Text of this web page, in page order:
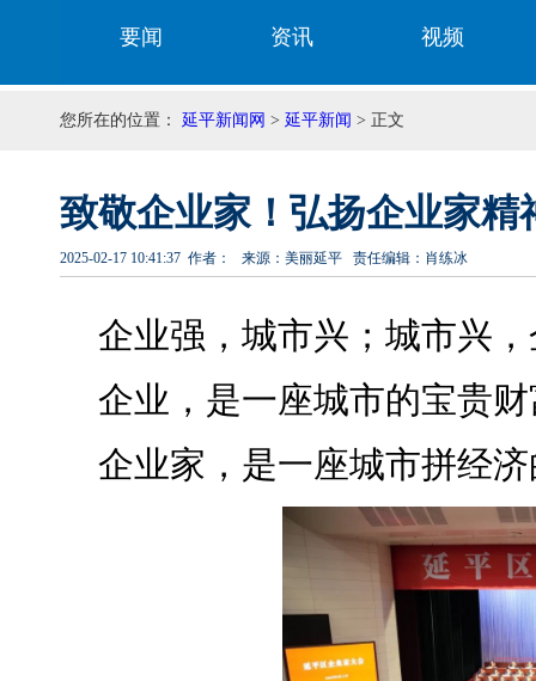
要闻 资讯 视频
您所在的位置： 延平新闻网 > 延平新闻 > 正文
致敬企业家！弘扬企业家
2025-02-17 10:41:37 作者： 来源：美丽延平 责任编辑：肖练冰
企业强，城市兴；城市兴
企业，是一座城市的宝贵
企业家，是一座城市拼经